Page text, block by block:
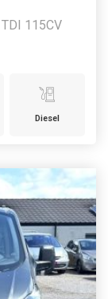
115CV
Diesel